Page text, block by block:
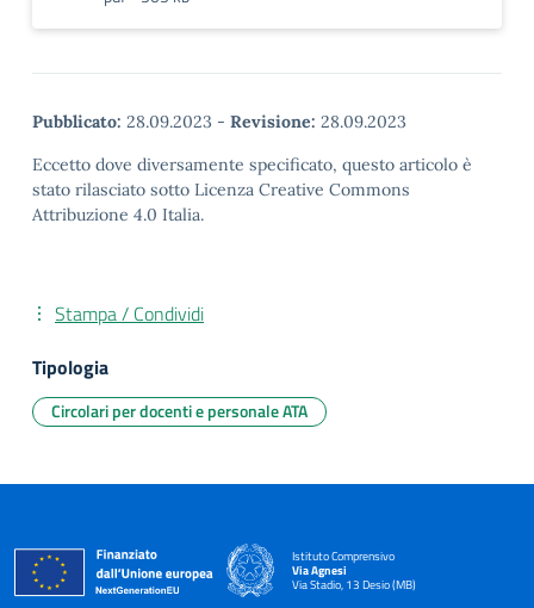
Pubblicato: 28.09.2023 - Revisione: 28.09.2023
Eccetto dove diversamente specificato, questo articolo è
stato rilasciato sotto Licenza Creative Commons
Attribuzione 4.0 Italia.
Stampa / Condividi
Tipologia
Circolari per docenti e personale ATA
Istituto Comprensivo
Via Agnesi
Via Stadio, 13 Desio (MB)
— Visita la pagina iniziale della scuola